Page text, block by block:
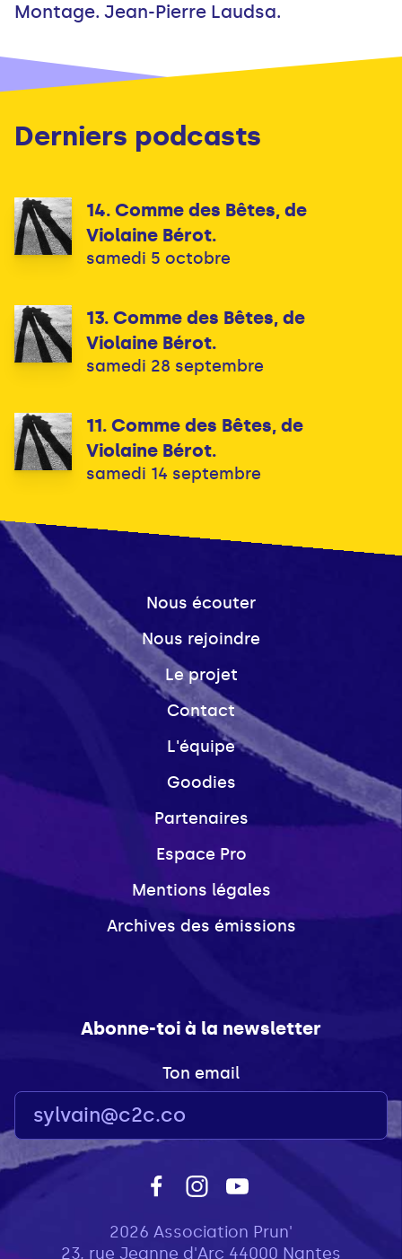
Montage. Jean-Pierre Laudsa.
Derniers podcasts
14. Comme des Bêtes, de
Violaine Bérot.
samedi 5 octobre
13. Comme des Bêtes, de
Violaine Bérot.
samedi 28 septembre
11. Comme des Bêtes, de
Violaine Bérot.
samedi 14 septembre
Nous écouter
Nous rejoindre
Le projet
Contact
L'équipe
Goodies
Partenaires
Espace Pro
Mentions légales
Archives des émissions
Abonne-toi à la newsletter
Ton email
2026 Association Prun'
23, rue Jeanne d'Arc 44000 Nantes